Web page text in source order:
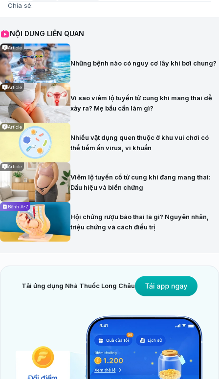
Chia sẻ:
NỘI DUNG LIÊN QUAN
Article
Những bệnh nào có nguy cơ lây khi bơi chung?
Article
Vì sao viêm lộ tuyến tử cung khi mang thai dễ
xảy ra? Mẹ bầu cần làm gì?
Article
Nhiều vật dụng quen thuộc ở khu vui chơi có
thể tiềm ẩn virus, vi khuẩn
Article
Viêm lộ tuyến cổ tử cung khi đang mang thai:
Dấu hiệu và biến chứng
Bệnh A-Z
Hội chứng rượu bào thai là gì? Nguyên nhân,
triệu chứng và cách điều trị
Tải ứng dụng Nhà Thuốc Long Châu